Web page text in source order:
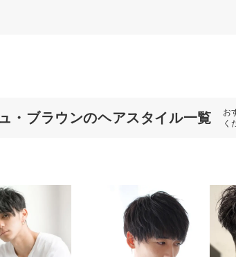
・ブラウンのヘアスタイル一覧
お
く